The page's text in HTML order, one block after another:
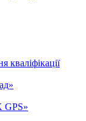
кваліфікації
GPS»